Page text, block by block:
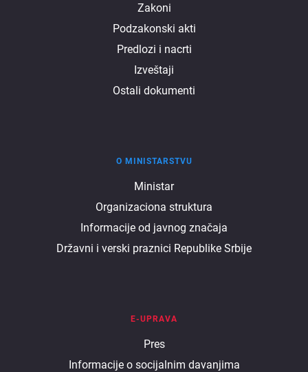
Zakoni
Podzakonski akti
Predlozi i nacrti
Izveštaji
Ostali dokumenti
ministarstvu
O MINISTARSTVU
Ministar
Organizaciona struktura
Informacije od javnog značaja
Državni i verski praznici Republike Srbije
E-UPRAVA
Pres
Informacije o socijalnim davanjima